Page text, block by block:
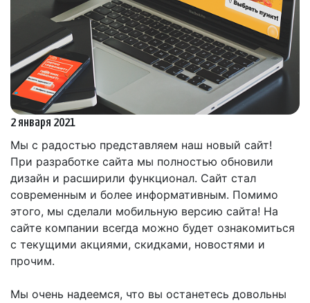
2 января 2021
Мы с радостью представляем наш новый сайт!
При разработке сайта мы полностью обновили
дизайн и расширили функционал. Сайт стал
современным и более информативным. Помимо
этого, мы сделали мобильную версию сайта! На
сайте компании всегда можно будет ознакомиться
с текущими акциями, скидками, новостями и
прочим.
Мы очень надеемся, что вы останетесь довольны